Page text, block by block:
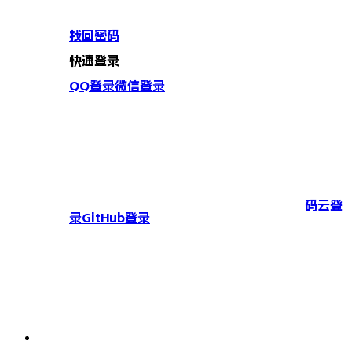
找回密码
快速登录
QQ登录微信登录
码云登
录GitHub登录